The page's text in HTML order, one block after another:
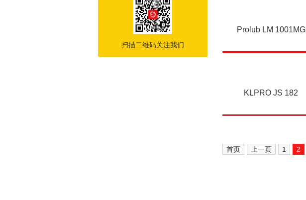
扫描二维码关注我们
Prolub LM 1001MG
KLPRO JS 182
首页 上一页 1 2